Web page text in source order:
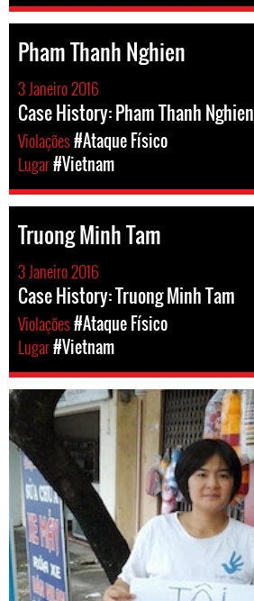
Pham Thanh Nghien
3 Janeiro 2016
Case History: Pham Thanh Nghien
Violações#Ataque Físico
Lugar#Vietnam
Truong Minh Tam
3 Janeiro 2016
Case History: Truong Minh Tam
Violações#Ataque Físico
Lugar#Vietnam